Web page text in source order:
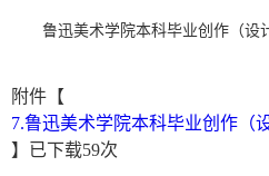
鲁迅美术学院本科毕业创作（设
附件【
7.鲁迅美术学院本科毕业创作（
】已下载59次